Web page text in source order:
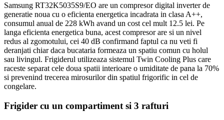
Samsung RT32K5035S9/EO are un compresor digital inverter de
generatie noua cu o eficienta energetica incadrata in clasa A++,
consumul anual de 228 kWh avand un cost cel mult 12.5 lei. Pe
langa eficienta energetica buna, acest compresor are si un nivel
redus al zgomotului, cei 40 dB confirmand faptul ca nu veti fi
deranjati chiar daca bucataria formeaza un spatiu comun cu holul
sau livingul. Frigiderul utilizeaza sistemul Twin Cooling Plus care
raceste separat cele doua spatii interioare o umiditate de pana la 70%
si prevenind trecerea mirosurilor din spatiul frigorific in cel de
congelare.
Frigider cu un compartiment si 3 rafturi